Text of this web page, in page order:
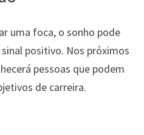
uma foca, o sonho pode
positivo. Nos próximos
pessoas que podem
de carreira.